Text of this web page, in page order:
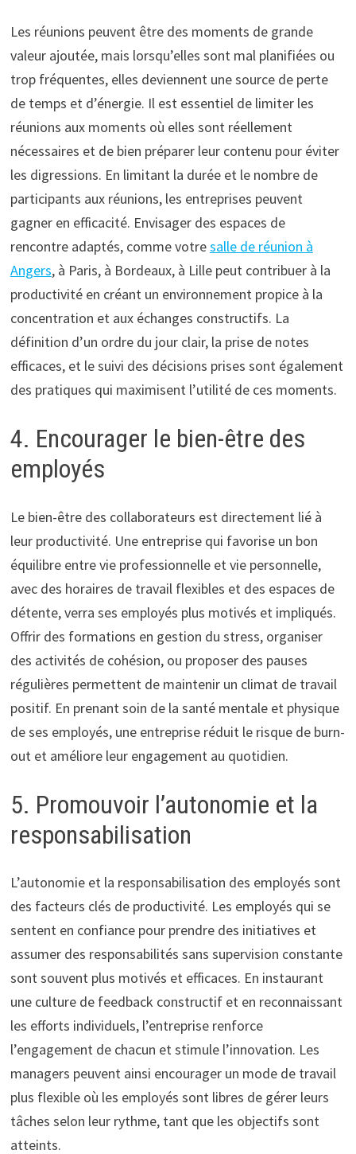
Les réunions peuvent être des moments de grande
valeur ajoutée, mais lorsqu’elles sont mal planifiées ou
trop fréquentes, elles deviennent une source de perte
de temps et d’énergie. Il est essentiel de limiter les
réunions aux moments où elles sont réellement
nécessaires et de bien préparer leur contenu pour éviter
les digressions. En limitant la durée et le nombre de
participants aux réunions, les entreprises peuvent
gagner en efficacité. Envisager des espaces de
rencontre adaptés, comme votresalle de réunion à
Angers, à Paris, à Bordeaux, à Lille peut contribuer à la
productivité en créant un environnement propice à la
concentration et aux échanges constructifs. La
définition d’un ordre du jour clair, la prise de notes
efficaces, et le suivi des décisions prises sont également
des pratiques qui maximisent l’utilité de ces moments.
4. Encourager le bien-être des
employés
Le bien-être des collaborateurs est directement lié à
leur productivité. Une entreprise qui favorise un bon
équilibre entre vie professionnelle et vie personnelle,
avec des horaires de travail flexibles et des espaces de
détente, verra ses employés plus motivés et impliqués.
Offrir des formations en gestion du stress, organiser
des activités de cohésion, ou proposer des pauses
régulières permettent de maintenir un climat de travail
positif. En prenant soin de la santé mentale et physique
de ses employés, une entreprise réduit le risque de burn-
out et améliore leur engagement au quotidien.
5. Promouvoir l’autonomie et la
responsabilisation
L’autonomie et la responsabilisation des employés sont
des facteurs clés de productivité. Les employés qui se
sentent en confiance pour prendre des initiatives et
assumer des responsabilités sans supervision constante
sont souvent plus motivés et efficaces. En instaurant
une culture de feedback constructif et en reconnaissant
les efforts individuels, l’entreprise renforce
l’engagement de chacun et stimule l’innovation. Les
managers peuvent ainsi encourager un mode de travail
plus flexible où les employés sont libres de gérer leurs
tâches selon leur rythme, tant que les objectifs sont
atteints.